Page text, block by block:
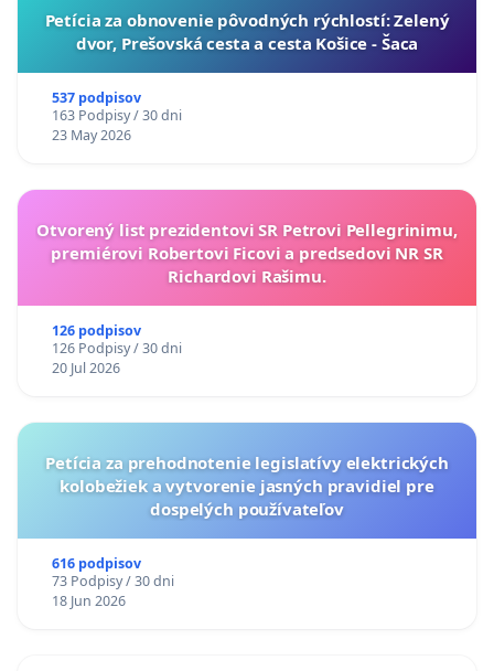
​Petícia za obnovenie pôvodných rýchlostí: Zelený
dvor, Prešovská cesta a cesta Košice - Šaca
537 podpisov
163 Podpisy / 30 dni
23 May 2026
Otvorený list prezidentovi SR Petrovi Pellegrinimu,
premiérovi Robertovi Ficovi a predsedovi NR SR
Richardovi Rašimu.
126 podpisov
126 Podpisy / 30 dni
20 Jul 2026
Petícia za prehodnotenie legislatívy elektrických
kolobežiek a vytvorenie jasných pravidiel pre
dospelých používateľov
616 podpisov
73 Podpisy / 30 dni
18 Jun 2026